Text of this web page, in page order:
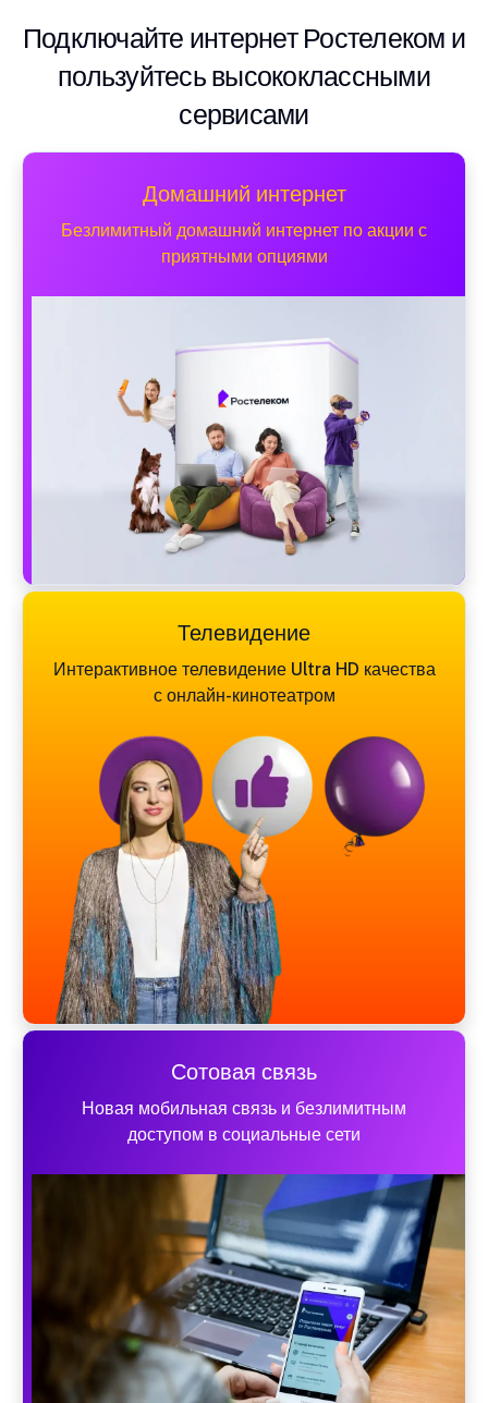
Подключайте интернет Ростелеком и
пользуйтесь высококлассными
сервисами
Домашний интернет
Безлимитный домашний интернет по акции с
приятными опциями
Телевидение
Интерактивное телевидение Ultra HD качества
с онлайн-кинотеатром
Сотовая связь
Новая мобильная связь и безлимитным
доступом в социальные сети